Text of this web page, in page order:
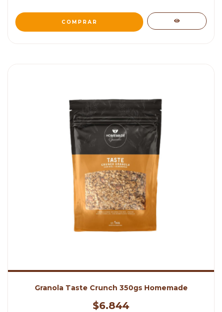
Granola Taste Crunch 350gs Homemade
$6.844